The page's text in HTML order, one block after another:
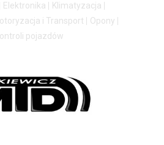
Elektronika
Klimatyzacja
i Transport
Opony
pojazdów